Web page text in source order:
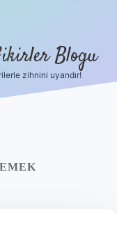
Blogu
zihnini uyandır!